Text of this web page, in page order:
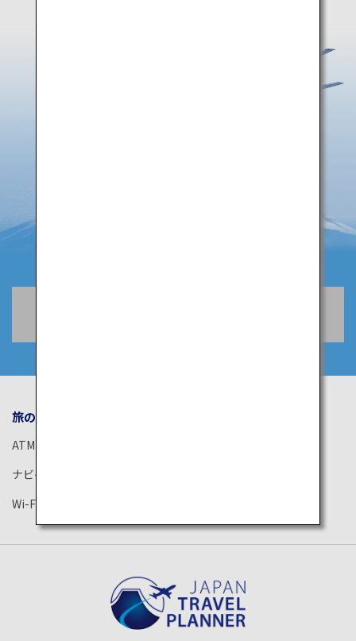
旅のお役立ち情報
ATM
ナビゲーションアプリ
Wi-Fiスポット